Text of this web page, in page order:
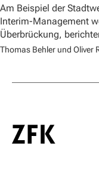
Am Beispiel der
Interim-Management
Überbrückung,
Thomas Behler und Oliver